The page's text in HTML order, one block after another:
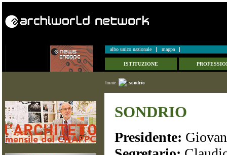
albo unico nazionale mappa
ISTITUZIONE
home sondrio
SONDRIO
Presidente: